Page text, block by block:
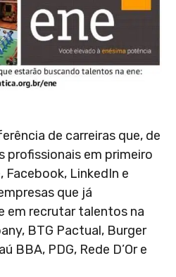
de carreiras que, de
profissionais em primeiro
Facebook, LinkedIn e
que já
em recrutar talentos na
BTG Pactual, Burger
BBA, PDG, Rede D’Or e